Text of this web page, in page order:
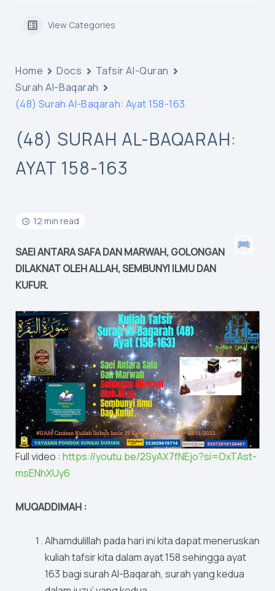
View Categories
Home Docs
Tafsir Al-Quran
Surah Al-Baqarah
(48) Surah Al-Baqarah: Ayat 158-163
(48) SURAH AL-BAQARAH:
AYAT 158-163
12 min read
SAEI ANTARA SAFA DAN MARWAH, GOLONGAN
DILAKNAT OLEH ALLAH, SEMBUNYI ILMU DAN
KUFUR.
Full video : https://youtu.be/2SyAX7fNEjo?si=OxTAst-
msENhXUy6
MUQADDIMAH :
Alhamdulillah pada hari ini kita dapat meneruskan
kuliah tafsir kita dalam ayat 158 sehingga ayat
163 bagi surah Al-Baqarah, surah yang kedua